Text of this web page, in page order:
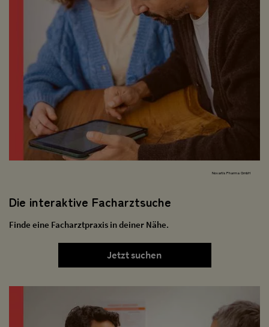
Novartis Pharma GmbH
Die interaktive Facharztsuche
Finde eine Facharztpraxis in deiner Nähe.
Jetzt suchen